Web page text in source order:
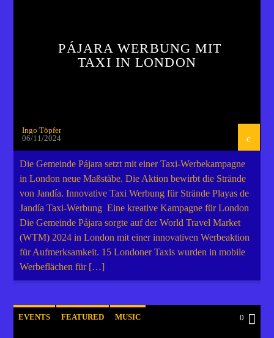
PÁJARA WERBUNG MIT
TAXI IN LONDON
Ingo Töpfer
06/11/2024
Die Gemeinde Pájara setzt mit einer Taxi-Werbekampagne
in London neue Maßstäbe. Die Aktion bewirbt die Strände
von Jandía. Innovative Taxi Werbung für Strände Playas de
Jandía Taxi-Werbung Eine kreative Kampagne für London
Die Gemeinde Pájara sorgte auf der World Travel Market
(WTM) 2024 in London mit einer innovativen Werbeaktion
für Aufmerksamkeit. 15 Londoner Taxis wurden in mobile
Werbeflächen für […]
EVENTS FEATURED MUSIC 0